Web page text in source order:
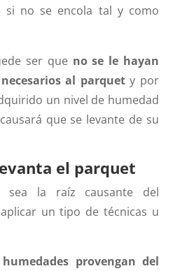
si no se encola tal y como
ser que no se le hayan
al parquety por
un nivel de humedad
que se levante de su
el parquet
sea la raíz causante del
un tipo de técnicas u
provengan del